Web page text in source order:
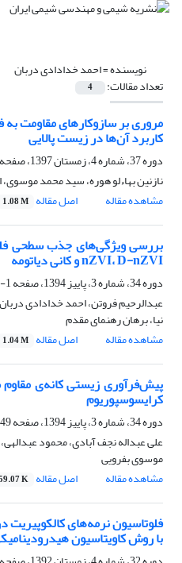
نویسنده =احمد خدادادی دربان
تعداد مقالات: 4
مروری بر سازوکارهای مقاومت
کاربرد آن‌ها در زیست پالایی
دوره 37، شماره 4، زمستان 1397، صفحه
نازنین بهاءلو هوره، سید محمد
مشاهده مقاله
اصل مقاله 1.08 M
بررسی ویژگی‌های جذب سطحی
nZVI، D-nZVI و کانی دیاتومه
دوره 34، شماره 3، پاییز 1394، صفحه
1-11
عبدالرحیم فروتن، احمد خدادادی
نیا، برهان رهنمای مقدم
مشاهده مقاله
اصل مقاله 1.04 M
پیش‌فرآوری زیستی کانه‌ی مقاوم
کرایسوسپوریوم
دوره 34، شماره 3، پاییز 1394، صفحه
49-59
علی عبداله نجف آبادی، محمود
موسوی بفرویی
مشاهده مقاله
اصل مقاله K
فلوتاسیون نرمه‌های
با روش کاویتاسیون